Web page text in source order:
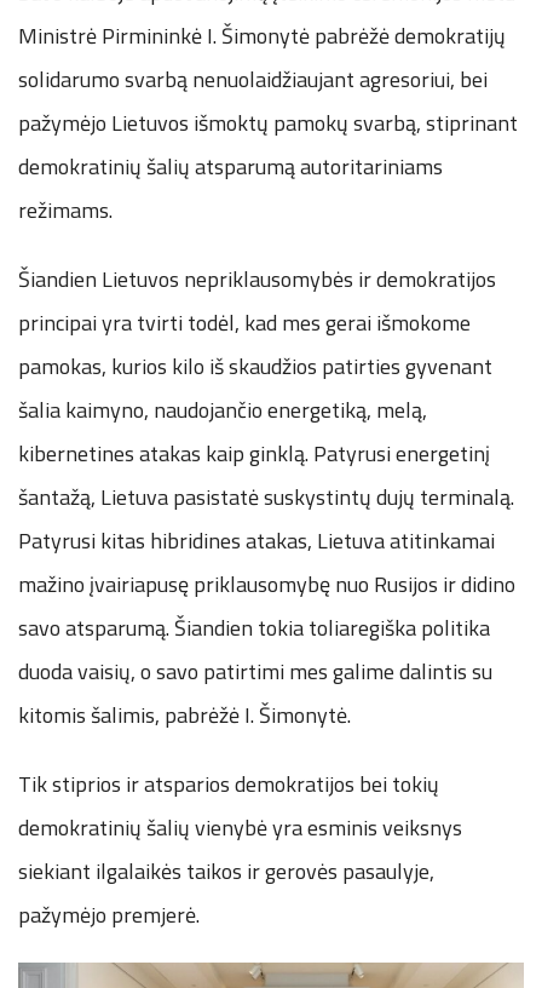
Ministrė Pirmininkė I. Šimonytė pabrėžė demokratijų
solidarumo svarbą nenuolaidžiaujant agresoriui, bei
pažymėjo Lietuvos išmoktų pamokų svarbą, stiprinant
demokratinių šalių atsparumą autoritariniams
režimams.
Šiandien Lietuvos nepriklausomybės ir demokratijos
principai yra tvirti todėl, kad mes gerai išmokome
pamokas, kurios kilo iš skaudžios patirties gyvenant
šalia kaimyno, naudojančio energetiką, melą,
kibernetines atakas kaip ginklą. Patyrusi energetinį
šantažą, Lietuva pasistatė suskystintų dujų terminalą.
Patyrusi kitas hibridines atakas, Lietuva atitinkamai
mažino įvairiapusę priklausomybę nuo Rusijos ir didino
savo atsparumą. Šiandien tokia toliaregiška politika
duoda vaisių, o savo patirtimi mes galime dalintis su
kitomis šalimis, pabrėžė I. Šimonytė.
Tik stiprios ir atsparios demokratijos bei tokių
demokratinių šalių vienybė yra esminis veiksnys
siekiant ilgalaikės taikos ir gerovės pasaulyje,
pažymėjo premjerė.